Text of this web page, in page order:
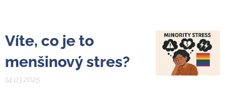
Víte, co je to
menšinový stres?
14.03.2025